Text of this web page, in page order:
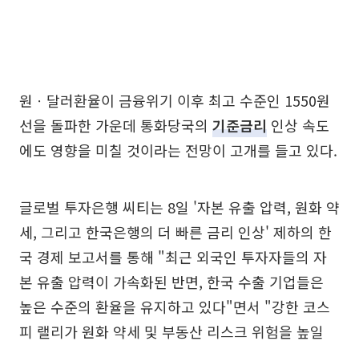
원ㆍ달러환율이 금융위기 이후 최고 수준인 1550원
선을 돌파한 가운데 통화당국의 기준금리 인상 속도
에도 영향을 미칠 것이라는 전망이 고개를 들고 있다.
글로벌 투자은행 씨티는 8일 '자본 유출 압력, 원화 약
세, 그리고 한국은행의 더 빠른 금리 인상' 제하의 한
국 경제 보고서를 통해 "최근 외국인 투자자들의 자
본 유출 압력이 가속화된 반면, 한국 수출 기업들은
높은 수준의 환율을 유지하고 있다"면서 "강한 코스
피 랠리가 원화 약세 및 부동산 리스크 위험을 높일